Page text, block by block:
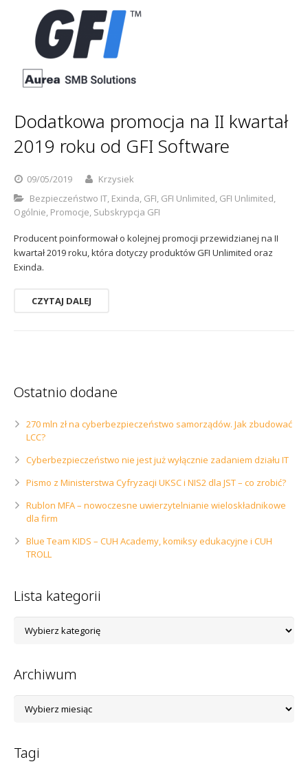
Dodatkowa promocja na II kwartał
2019 roku od GFI Software
09/05/2019
Krzysiek
Bezpieczeństwo IT, Exinda, GFI, GFI Unlimited, GFI Unlimited,
Ogólnie, Promocje, Subskrypcja GFI
Producent poinformował o kolejnej promocji przewidzianej na II
kwartał 2019 roku, która dotyczy produktów GFI Unlimited oraz
Exinda.
CZYTAJ DALEJ
Ostatnio dodane
270 mln zł na cyberbezpieczeństwo samorządów. Jak zbudować
LCC?
Cyberbezpieczeństwo nie jest już wyłącznie zadaniem działu IT
Pismo z Ministerstwa Cyfryzacji UKSC i NIS2 dla JST – co zrobić?
Rublon MFA – nowoczesne uwierzytelnianie wieloskładnikowe
dla firm
Blue Team KIDS – CUH Academy, komiksy edukacyjne i CUH
TROLL
Lista kategorii
kategorii
Archiwum
Tagi